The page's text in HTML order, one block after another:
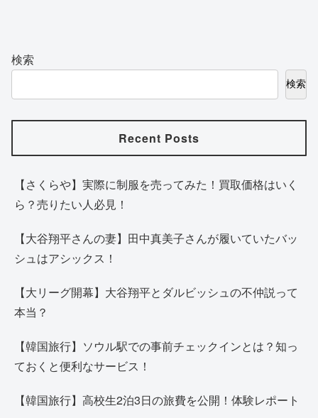
検索
検索
Recent Posts
【さくらや】実際に制服を売ってみた！買取価格はいく
ら？売りたい人必見！
【大谷翔平さんの妻】田中真美子さんが履いていたバッ
シュはアシックス！
【大リーグ開幕】大谷翔平とダルビッシュの不仲説って
本当？
【韓国旅行】ソウル駅での事前チェックインとは？知っ
ておくと便利なサービス！
【韓国旅行】高校生2泊3日の旅費を公開！体験レポート